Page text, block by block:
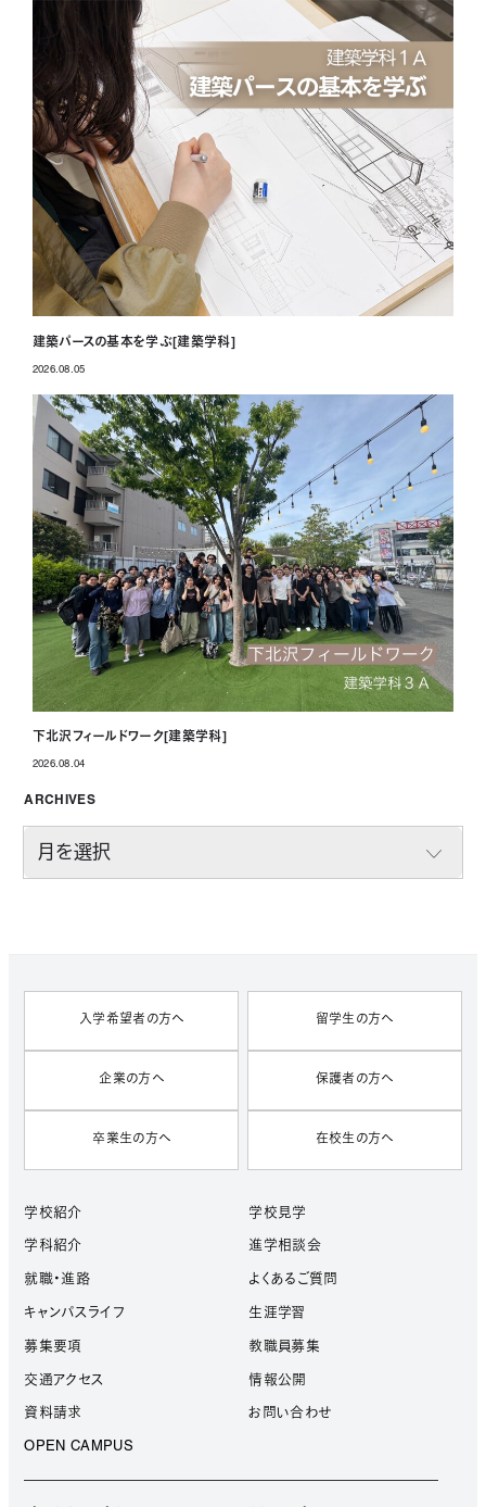
建築パースの基本を学ぶ[建築学科]
2026.08.05
下北沢フィールドワーク[建築学科]
2026.08.04
ARCHIVES
入学希望者の方へ 留学生の方へ
企業の方へ 保護者の方へ
卒業生の方へ 在校生の方へ
学校紹介
学科紹介
就職・進路
キャンパスライフ
募集要項
交通アクセス
資料請求
OPEN CAMPUS
学校見学
進学相談会
よくあるご質問
生涯学習
教職員募集
情報公開
お問い合わせ